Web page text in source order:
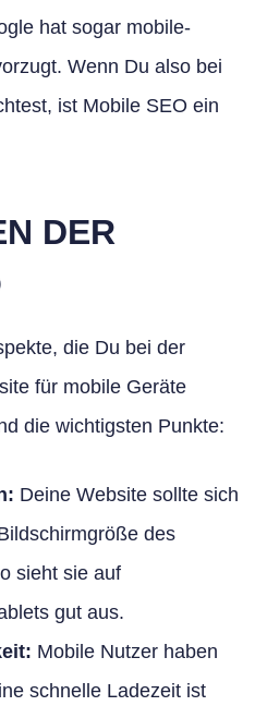
hat sogar mobile-
Wenn Du also bei
ist Mobile SEO ein
DER
die Du bei der
für mobile Geräte
die wichtigsten Punkte:
Deine Website sollte sich
des
sieht sie auf
gut aus.
Mobile Nutzer haben
schnelle Ladezeit ist